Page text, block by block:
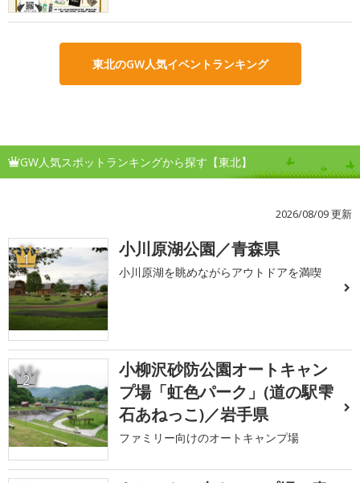
東北のGW人気イベントランキング
GW人気スポットランキングから探す【東北】
2026/08/09 更新
1 小川原湖公園／青森県
小川原湖を眺めながらアウトドアを満喫
2
小柳沢砂防公園オートキャン
プ場「虹色パーク」(道の駅雫
石あねっこ)／岩手県
ファミリー向けのオートキャンプ場